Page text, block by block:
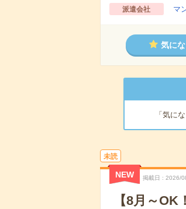
派遣会社 マ
気にな
「気に
未読
NEW 掲載日 2026/
【8月～